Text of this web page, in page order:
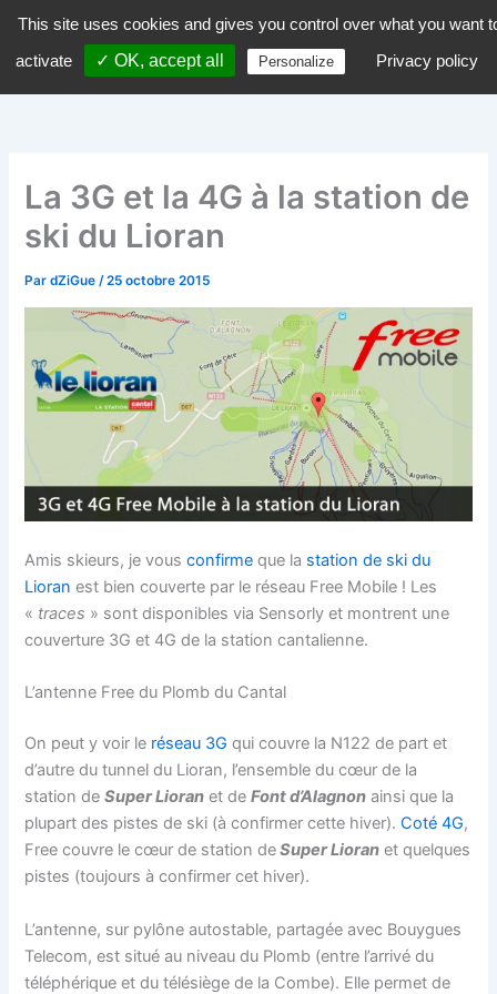
contenu
dZiGue
La 3G et la 4G à la station de
ski du Lioran
PardZiGue/25 octobre 2015
Amis skieurs, je vousconfirme que la station de ski du
Lioran est bien couverte par le réseau Free Mobile ! Les
« traces » sont disponibles via Sensorly et montrent une
couverture 3G et 4G de la station cantalienne.
L’antenne Free du Plomb du Cantal
On peut y voir le réseau 3G qui couvre la N122 de part et
d’autre du tunnel du Lioran, l’ensemble du cœur de la
station deSuper Lioran et deFont d’Alagnon ainsi que la
plupart des pistes de ski (à confirmer cette hiver).Coté 4G,
Free couvre le cœur de station deSuper Lioran et quelques
pistes (toujours à confirmer cet hiver).
L’antenne, sur pylône autostable, partagée avec Bouygues
Telecom, est situé au niveau du Plomb (entre l’arrivé du
téléphérique et du télésiège de la Combe). Elle permet de
This site uses cookies and gives you control over what you want
activate
✓ OK, accept all Personalize Privacy policy